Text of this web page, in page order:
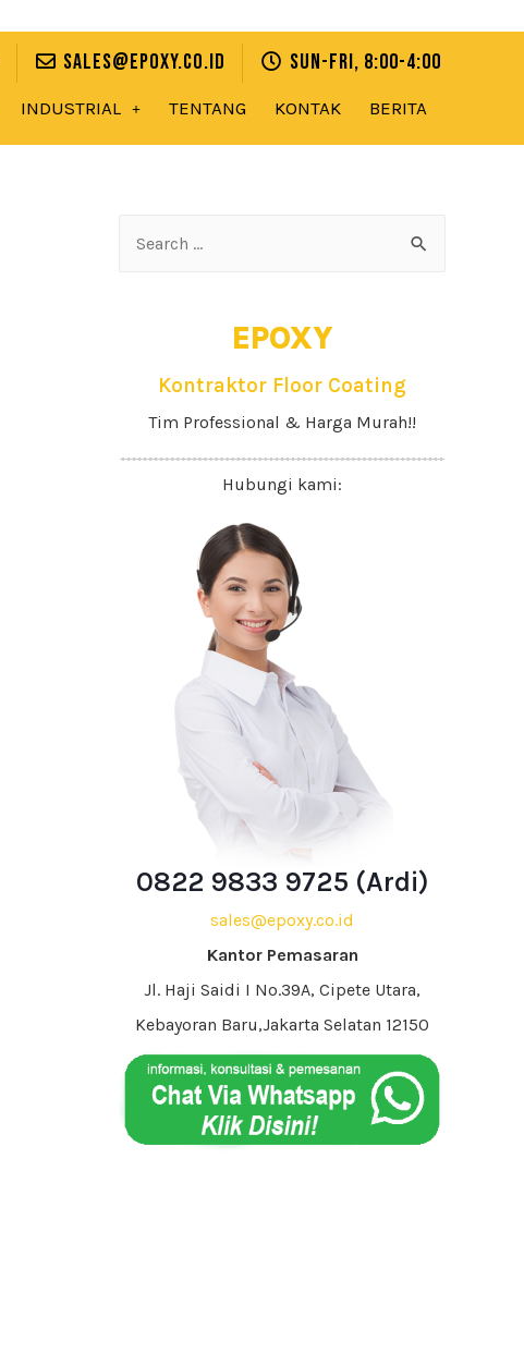
sales@epoxy.co.id Sun-Fri, 8:00-4:00
INDUSTRIAL TENTANG KONTAK BERITA
EPOXY
Kontraktor Floor Coating
Tim Professional & Harga Murah!!
Hubungi kami:
0822 9833 9725 (Ardi)
sales@epoxy.co.id
Kantor Pemasaran
Jl. Haji Saidi I No.39A, Cipete Utara,
Kebayoran Baru,Jakarta Selatan 12150